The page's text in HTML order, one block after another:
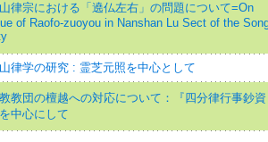
律宗における「遶仏左右」の問題について=On
of Raofo-zuoyou in Nanshan Lu Sect of the
律学の研究 : 霊芝元照を中心として
教団の檀越への対応について：『四分律行事鈔資
中心にして